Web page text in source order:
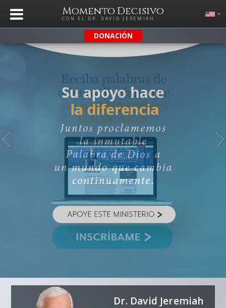
Momento Decisivo
CON EL DR. DAVID JEREMIAH
DONACIÓN
Dr. David Jeremiah